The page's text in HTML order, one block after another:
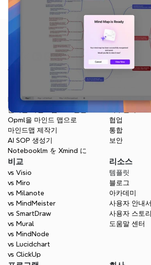
제품
Markdown to 마인드맵
문서를 마인드맵으로 변환
Opml을 마인드 맵으로
마인드맵 제작기
AI SOP 생성기
Notebooklm を Xmind に
특징
AI 마인드 맵
비주얼 구조
협업
통합
보안
비교
vs Visio
vs Miro
vs Milanote
vs MindMeister
vs SmartDraw
vs Mural
vs MindNode
vs Lucidchart
vs ClickUp
리소스
템플릿
블로그
아카데미
사용자 안내서
사용자 스토리
도움말 센터